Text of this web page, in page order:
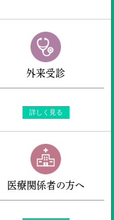
外来受診
詳しく見る
医療関係者の方へ